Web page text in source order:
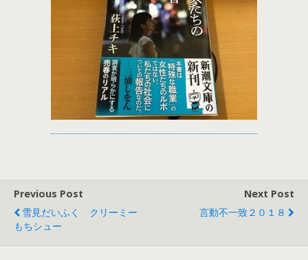
Previous Post
雪見だいふく クリーミー
もちシュー
Next Post
言動不一致２０１８